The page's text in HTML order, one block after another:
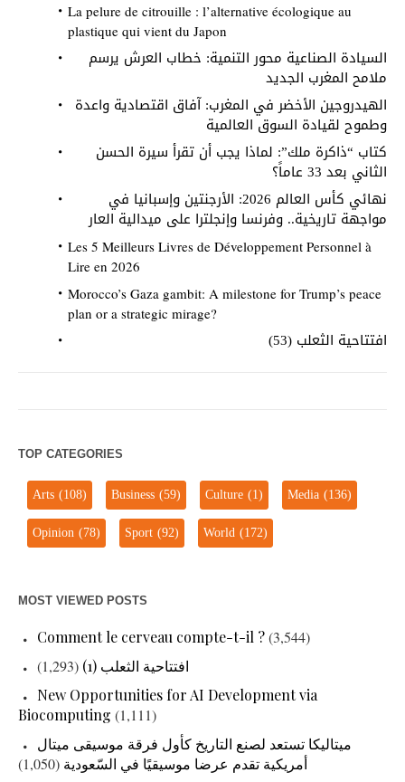
La pelure de citrouille : l’alternative écologique au
plastique qui vient du Japon
السيادة الصناعية محور التنمية: خطاب العرش يرسم
ملامح المغرب الجديد
الهيدروجين الأخضر في المغرب: آفاق اقتصادية واعدة
وطموح لقيادة السوق العالمية
كتاب “ذاكرة ملك”: لماذا يجب أن تقرأ سيرة الحسن
الثاني بعد 33 عاماً؟
نهائي كأس العالم 2026: الأرجنتين وإسبانيا في
مواجهة تاريخية.. وفرنسا وإنجلترا على ميدالية العار
Les 5 Meilleurs Livres de Développement Personnel à
Lire en 2026
Morocco’s Gaza gambit: A milestone for Trump’s peace
plan or a strategic mirage?
افتتاحية الثعلب (53)
TOP CATEGORIES
Arts(108) Business(59) Culture(1) Media(136)
Opinion(78) Sport(92) World(172)
MOST VIEWED POSTS
Comment le cerveau compte-t-il ?(3,544)
افتتاحية الثعلب (1)
(1,293)
New Opportunities for AI Development via
Biocomputing (1,111)
ميتاليكا تستعد لصنع التاريخ كأول فرقة موسيقى ميتال
أمريكية تقدم عرضا موسيقيًا في السّعودية (1,050)